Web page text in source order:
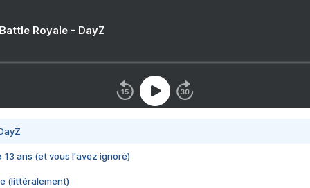
Royale - DayZ
13 ans (et vous l'avez ignoré)
(littéralement)